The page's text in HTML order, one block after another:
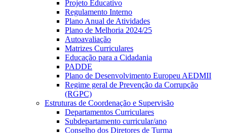
Projeto Educativo
Regulamento Interno
Plano Anual de Atividades
Plano de Melhoria 2024/25
Autoavaliação
Matrizes Curriculares
Educação para a Cidadania
PADDE
Plano de Desenvolvimento Europeu AEDMII
Regime geral de Prevenção da Corrupção
(RGPC)
Estruturas de Coordenação e Supervisão
Departamentos Curriculares
Subdepartamento curricular/ano
Conselho dos Diretores de Turma